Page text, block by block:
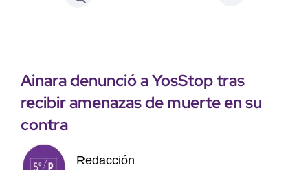
Ainara denunció a YosStop tras
recibir amenazas de muerte en su
contra
Redacción